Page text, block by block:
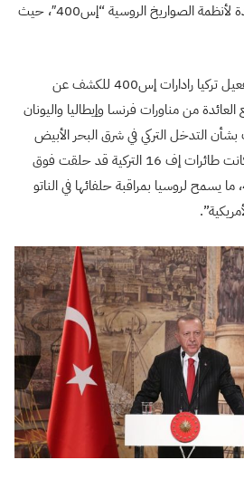
أنقرة بسبب الاختبارات الجديدة لأنظمة الصواريخ الروسية “إس400″، حيث
“نحن قلقون من تقارير عن تفعيل تركيا رادارات إس400 للكشف عن
الصنع العائدة من مناورات فرنسا وإيطاليا واليونان
التدخل التركي في شرق البحر الأبيض
المتوسط، وفي العام الماضي، كانت طائرات إف 16 التركية قد حلقت فوق
أنقرة كجزء من اختبار إس400، ما يسمح لروسيا بمراقبة حلفائها في الناتو